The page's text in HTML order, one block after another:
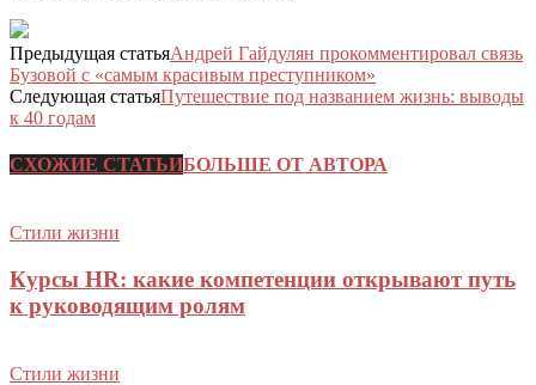
Предыдущая статьяАндрей Гайдулян прокомментировал связь
Бузовой с «самым красивым преступником»
Следующая статьяПутешествие под названием жизнь: выводы
к 40 годам
СХОЖИЕ СТАТЬИБОЛЬШЕ ОТ АВТОРА
Стили жизни
Курсы HR: какие компетенции открывают путь
к руководящим ролям
Стили жизни